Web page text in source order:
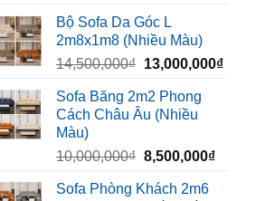
là:
13,500,000₫.
Bộ Sofa Da Góc L
2m8x1m8 (Nhiều Màu)
14,500,000₫ Giá
là:
14,500,000₫.
13,000,000₫Giá
Sofa Băng 2m2 Phong
Cách Châu Âu (Nhiều
Màu)
10,000,000₫ Giá
là:
8,500,000₫Giá
Sofa Phòng Khách 2m6